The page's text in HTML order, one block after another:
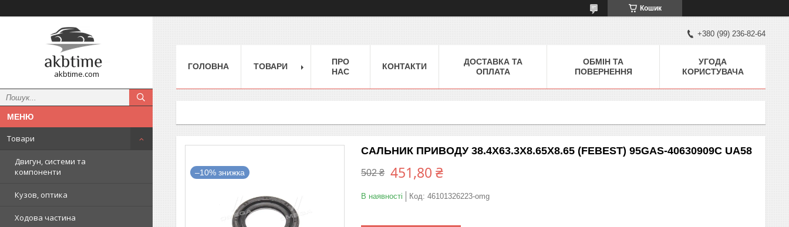
Кошик
akbtime.com
Товари
Двигун, системи та
компоненти
Кузов, оптика
Ходова частина
+380 (99) 236-82-64
ГОЛОВНА ТОВАРИ
ПРО
НАС
КОНТАКТИ
ДОСТАВКА ТА
ОПЛАТА
ОБМІН ТА
ПОВЕРНЕННЯ
УГОДА
КОРИСТУВАЧА
–10%
САЛЬНИК ПРИВОДУ 38.4X63.3X8.65X8.65 (FEBEST) 95GAS-40630909C UA58
502 ₴ 451,80 ₴
В наявності Код: 46101326223-omg